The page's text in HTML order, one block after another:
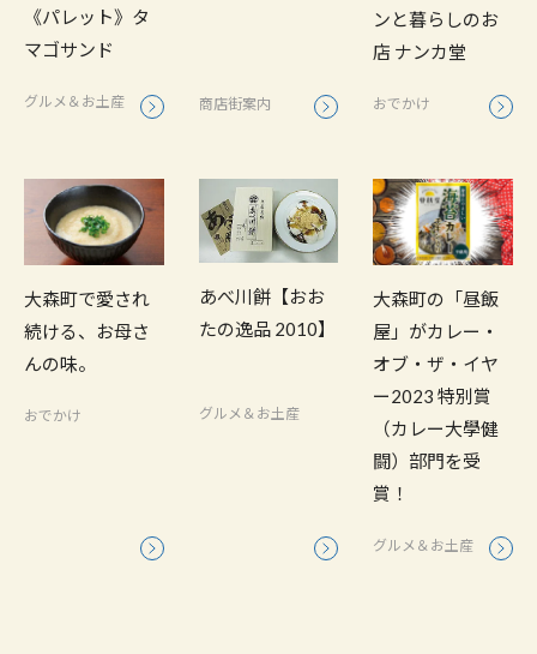
《パレット》タ
マゴサンド
グルメ＆お土産 商店街案内
ンと暮らしのお
店 ナンカ堂
おでかけ
大森町で愛され
続ける、お母さ
んの味。
おでかけ
あべ川餅【おお
たの逸品 2010】
グルメ＆お土産
大森町の「昼飯
屋」がカレー・
オブ・ザ・イヤ
ー2023 特別賞
（カレー大學健
闘）部門を受
賞！
グルメ＆お土産